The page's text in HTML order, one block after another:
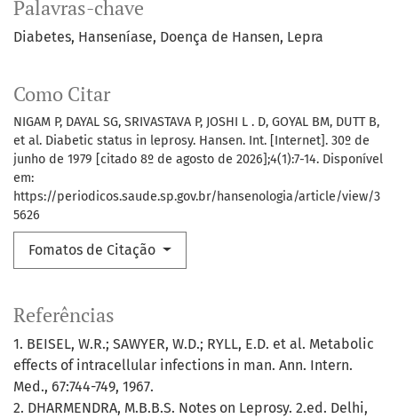
Palavras-chave
Diabetes Hanseníase Doença de Hansen Lepra
Como Citar
NIGAM P, DAYAL SG, SRIVASTAVA P, JOSHI L . D, GOYAL BM, DUTT B,
et al. Diabetic status in leprosy. Hansen. Int. [Internet]. 30º de
junho de 1979 [citado 8º de agosto de 2026];4(1):7-14. Disponível
em:
https://periodicos.saude.sp.gov.br/hansenologia/article/view/3
5626
Fomatos de Citação
Referências
1. BEISEL, W.R.; SAWYER, W.D.; RYLL, E.D. et al. Metabolic
effects of intracellular infections in man. Ann. Intern.
Med., 67:744-749, 1967.
2. DHARMENDRA, M.B.B.S. Notes on Leprosy. 2.ed. Delhi,